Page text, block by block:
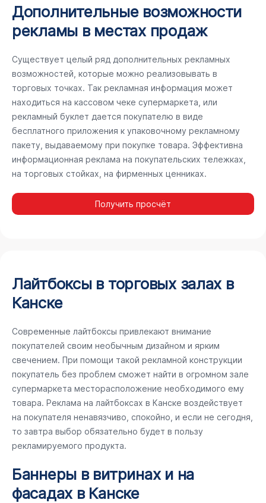
Дополнительные возможности
рекламы в местах продаж
Существует целый ряд дополнительных рекламных
возможностей, которые можно реализовывать в
торговых точках. Так рекламная информация может
находиться на кассовом чеке супермаркета, или
рекламный буклет дается покупателю в виде
бесплатного приложения к упаковочному рекламному
пакету, выдаваемому при покупке товара. Эффективна
информационная реклама на покупательских тележках,
на торговых стойках, на фирменных ценниках.
Получить просчёт
Лайтбоксы в торговых залах в
Канске
Современные лайтбоксы привлекают внимание
покупателей своим необычным дизайном и ярким
свечением. При помощи такой рекламной конструкции
покупатель без проблем сможет найти в огромном зале
супермаркета месторасположение необходимого ему
товара. Реклама на лайтбоксах в Канске воздействует
на покупателя ненавязчиво, спокойно, и если не сегодня,
то завтра выбор обязательно будет в пользу
рекламируемого продукта.
Баннеры в витринах и на
фасадах в Канске